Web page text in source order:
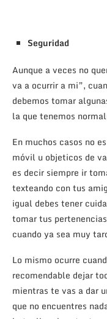
Seguridad
Aunque a veces no
va a ocurrir a mi”,
debemos tomar
la que tenemos
En muchos casos no
móvil u objeticos de
es decir siempre ir
texteando con tus
igual debes tener
tomar tus
cuando ya sea muy
Lo mismo ocurre
recomendable dejar
mientras te vas a dar
que no encuentres